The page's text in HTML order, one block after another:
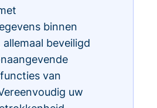
binnen
beveiligd
van
uw